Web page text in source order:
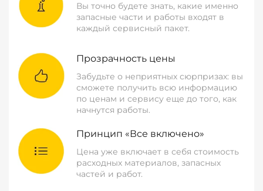
Вы точно будете знать, какие именно
запасные части и работы входят в
каждый сервисный пакет.
Прозрачность цены
Забудьте о неприятных сюрпризах: вы
сможете получить всю информацию
по ценам и сервису еще до того, как
начнутся работы.
Принцип «Все включено»
Цена уже включает в себя стоимость
расходных материалов, запасных
частей и работ.